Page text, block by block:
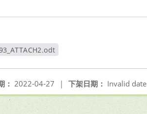
下架日期： Invalid date
： 2022-04-27 |